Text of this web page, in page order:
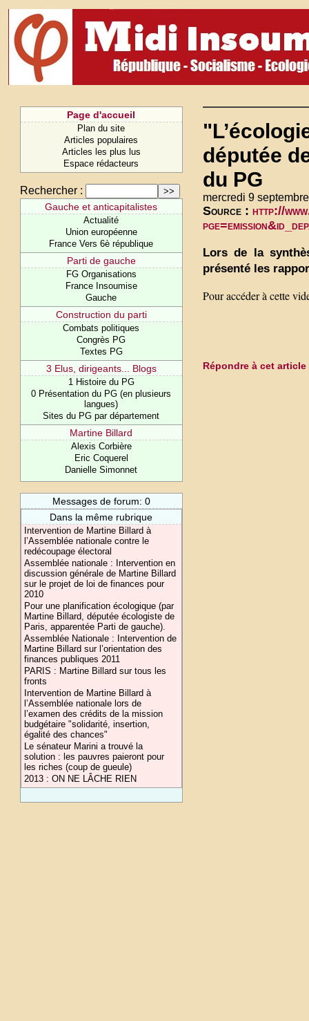
Page d'accueil
Plan du site
Articles populaires
Articles les plus lus
Espace rédacteurs
Rechercher :
Gauche et anticapitalistes
Actualité
Union européenne
France Vers 6è république
Parti de gauche
FG Organisations
France Insoumise
Gauche
Construction du parti
Combats politiques
Congrès PG
Textes PG
3 Elus, dirigeants... Blogs
1 Histoire du PG
0 Présentation du PG (en plusieurs
langues)
Sites du PG par département
Martine Billard
Alexis Corbière
Eric Coquerel
Danielle Simonnet
Messages de forum: 0
Dans la même rubrique
Intervention de Martine Billard à
l’Assemblée nationale contre le
redécoupage électoral
Assemblée nationale : Intervention en
discussion générale de Martine Billard
sur le projet de loi de finances pour
2010
Pour une planification écologique (par
Martine Billard, députée écologiste de
Paris, apparentée Parti de gauche).
Assemblée Nationale : Intervention de
Martine Billard sur l’orientation des
finances publiques 2011
PARIS : Martine Billard sur tous les
fronts
Intervention de Martine Billard à
l’Assemblée nationale lors de
l’examen des crédits de la mission
budgétaire "solidarité, insertion,
égalité des chances"
Le sénateur Marini a trouvé la
solution : les pauvres paieront pour
les riches (coup de gueule)
2013 : ON NE LÂCHE RIEN
députée
du PG
mercredi 9
Source : http://
Lors de la
présenté les
Pour accéder à cette
Répondre à cet article